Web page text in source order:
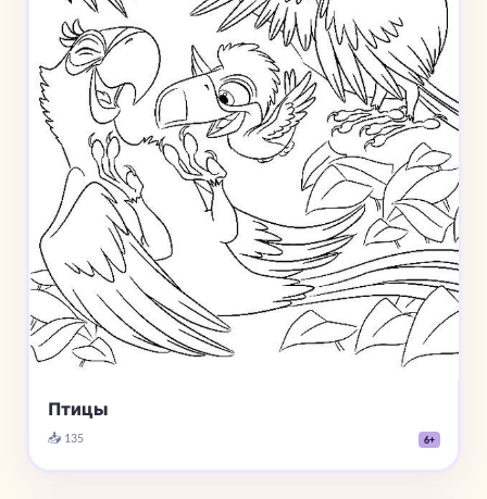
Птицы
📥 135 6+